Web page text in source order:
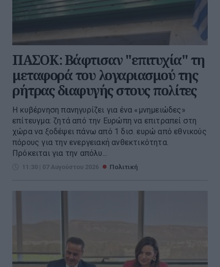
ΠΑΣΟΚ: Βάφτισαν "επιτυχία" τη
μεταφορά του λογαριασμού της
ρήτρας διαφυγής στους πολίτες
Η κυβέρνηση πανηγυρίζει για ένα «μνημειώδες»
επίτευγμα: ζητά από την Ευρώπη να επιτραπεί στη
χώρα να ξοδέψει πάνω από 1 δισ. ευρώ από εθνικούς
πόρους για την ενεργειακή ανθεκτικότητα.
Πρόκειται για την απόλυ...
11:30 | 07 Αυγούστου 2026 Πολιτική